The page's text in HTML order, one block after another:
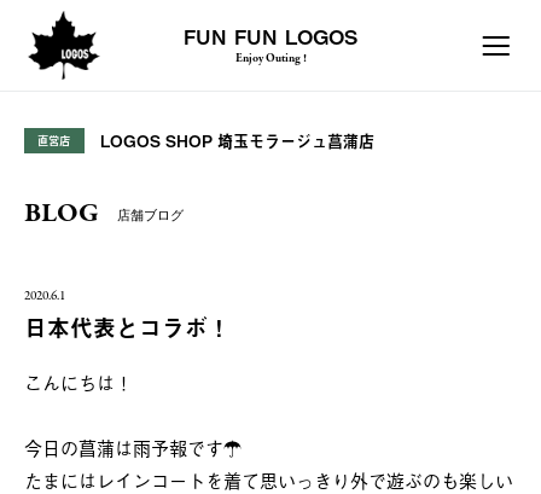
FUN FUN LOGOS
Enjoy Outing !
直営店 LOGOS SHOP 埼玉モラージュ菖蒲店
BLOG 店舗ブログ
2020.6.1
日本代表とコラボ！
こんにちは！
今日の菖蒲は雨予報です☂
たまにはレインコートを着て思いっきり外で遊ぶのも楽しい